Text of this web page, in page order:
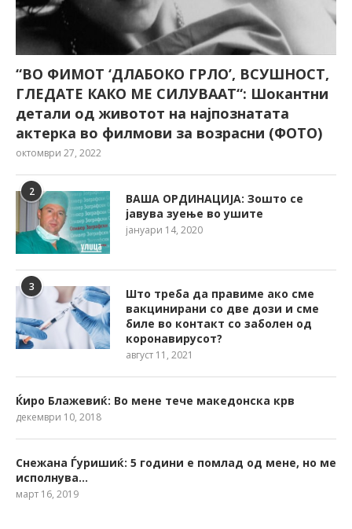
“ВО ФИМОТ ‘ДЛАБОКО ГРЛО’, ВСУШНОСТ,
ГЛЕДАТЕ КАКО МЕ СИЛУВААТ“: Шокантни
детали од животот на најпознатата
актерка во филмови за возрасни (ФОТО)
октомври 27, 2022
2
ВАША ОРДИНАЦИЈА: Зошто се
јавува зуење во ушите
јануари 14, 2020
3
Што треба да правиме ако сме
вакцинирани со две дози и сме
биле во контакт со заболен од
коронавирусот?
август 11, 2021
Ќиро Блажевиќ: Во мене тече македонска крв
декември 10, 2018
Снежана Ѓуришиќ: 5 години е помлад од мене, но ме
исполнува…
март 16, 2019